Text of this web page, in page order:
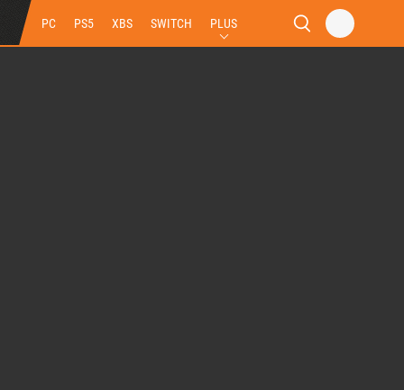
PC PS5 XBS SWITCH PLUS